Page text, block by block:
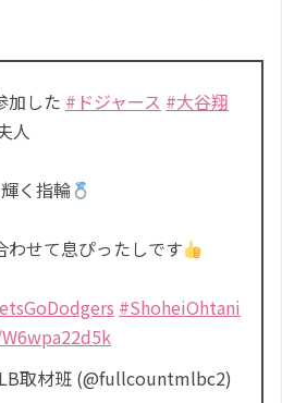
加した #ドジャース #大谷翔
人
く指輪
わせて息ぴったしです
#ShoheiOhtani
取材班 (@fullcountmlbc2)